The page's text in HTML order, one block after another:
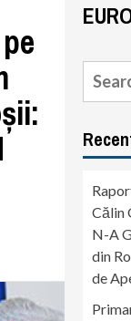
Search
for:
Călin
N-A
din
de